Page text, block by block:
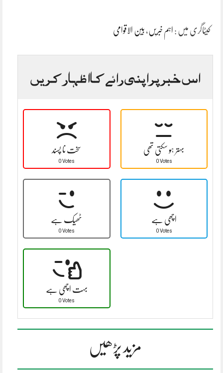
کیٹاگری میں : اہم خبریں ، بین الاقوامی
اس خبر پر اپنی رائے کا اظہار کریں
سخت نا پسند
0 Votes
بہتر ہو سکتی تھی
0 Votes
ٹھیک ہے
0 Votes
اچھی ہے
0 Votes
بہت اچھی ہے
0 Votes
مزید پڑھیں